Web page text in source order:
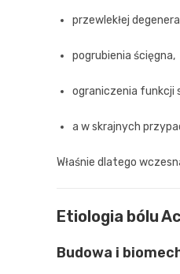
przewlekłej
pogrubienia ścięgna,
ograniczenia funkcji
a w skrajnych
Właśnie dlatego
Etiologia bólu
Budowa i